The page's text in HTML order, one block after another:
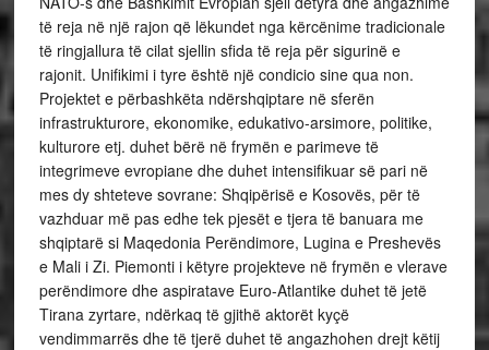
të reja në një rajon që lëkundet nga kërcënime tradicionale
të ringjallura të cilat sjellin sfida të reja për sigurinë e
rajonit. Unifikimi i tyre është një condicio sine qua non.
Projektet e përbashkëta ndërshqiptare në sferën
infrastrukturore, ekonomike, edukativo-arsimore, politike,
kulturore etj. duhet bërë në frymën e parimeve të
integrimeve evropiane dhe duhet intensifikuar së pari në
mes dy shteteve sovrane: Shqipërisë e Kosovës, për të
vazhduar më pas edhe tek pjesët e tjera të banuara me
shqiptarë si Maqedonia Perëndimore, Lugina e Preshevës
e Mali i Zi. Piemonti i këtyre projekteve në frymën e vlerave
perëndimore dhe aspiratave Euro-Atlantike duhet të jetë
Tirana zyrtare, ndërkaq të gjithë aktorët kyçë
vendimmarrës dhe të tjerë duhet të angazhohen drejt këtij